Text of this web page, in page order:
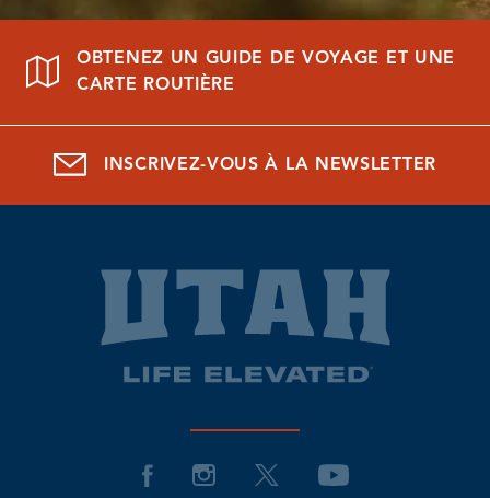
OBTENEZ UN GUIDE DE VOYAGE ET UNE
CARTE ROUTIÈRE
INSCRIVEZ-VOUS À LA NEWSLETTER